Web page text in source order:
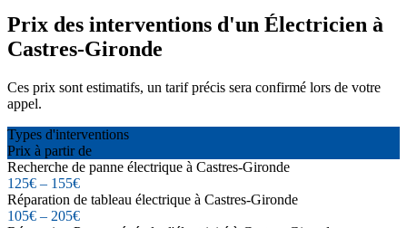
Prix des interventions d'un Électricien à
Castres-Gironde
Ces prix sont estimatifs, un tarif précis sera confirmé lors de votre
appel.
Types d'interventions
Prix à partir de
Recherche de panne électrique à Castres-Gironde
125€ – 155€
Réparation de tableau électrique à Castres-Gironde
105€ – 205€